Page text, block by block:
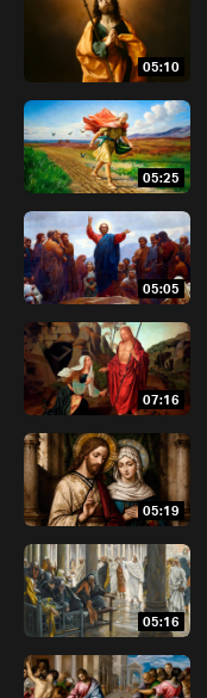
05:10
05:25
05:05
07:16
05:19
05:16